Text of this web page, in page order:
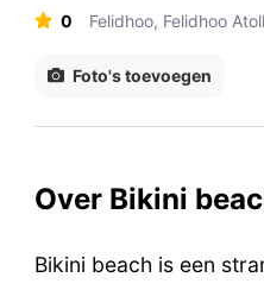
0 Felidhoo, Felidhoo
Foto's toevoegen
Over Bikini
Bikini beach is een